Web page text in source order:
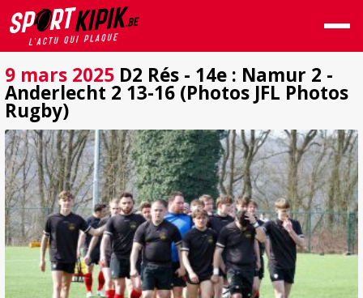
9 mars 2025 D2 Rés - 14e : Namur 2 -
Anderlecht 2 13-16 (Photos JFL Photos
Rugby)